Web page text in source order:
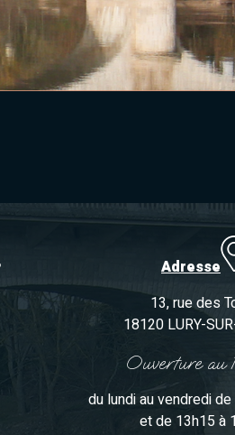
Adresse
13, rue des
18120 LURY-
Ouverture au
du lundi au vendredi
et de 13h15 à